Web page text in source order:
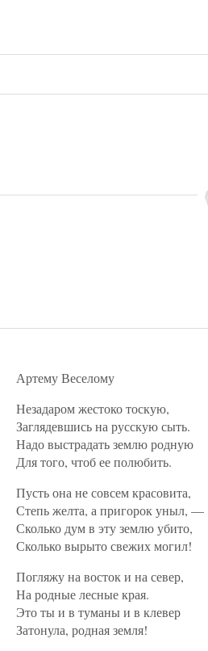
Артему Веселому
Незадаром жестоко тоскую,
Заглядевшись на русскую сыть.
Надо выстрадать землю родную
Для того, чтоб ее полюбить.
Пусть она не совсем красовита,
Степь желта, а пригорок уныл, —
Сколько дум в эту землю убито,
Сколько вырыто свежих могил!
Погляжу на восток и на север,
На родные лесные края.
Это ты и в туманы и в клевер
Затонула, родная земля!